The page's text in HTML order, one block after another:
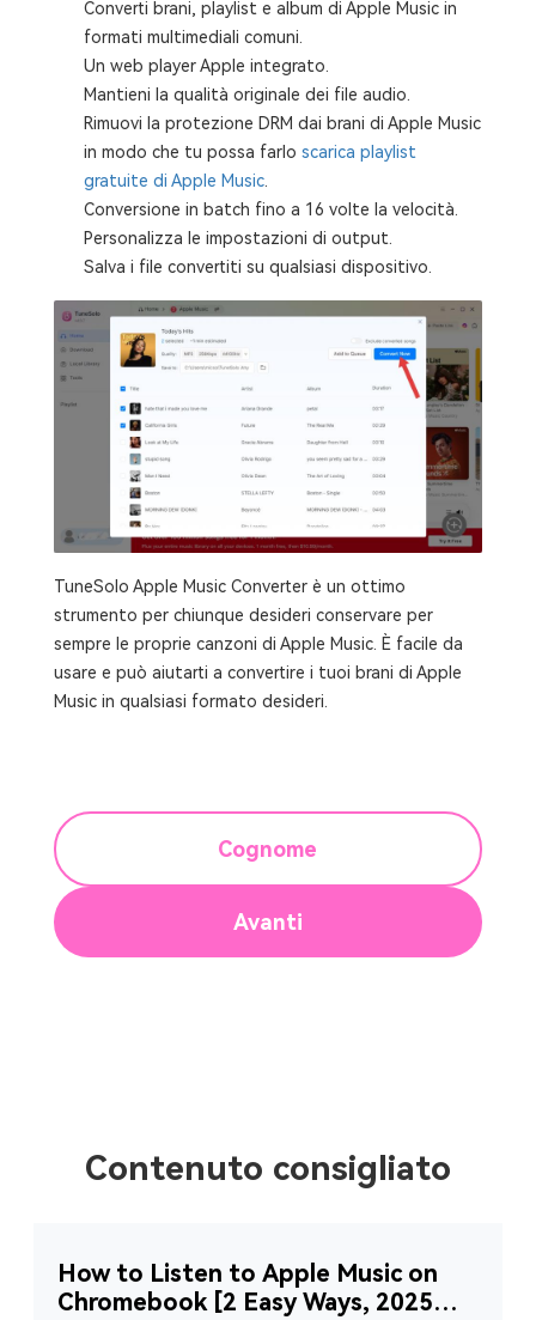
Converti brani, playlist e album di Apple Music in
formati multimediali comuni.
Un web player Apple integrato.
Mantieni la qualità originale dei file audio.
Rimuovi la protezione DRM dai brani di Apple Music
in modo che tu possa farlo scarica playlist
gratuite di Apple Music.
Conversione in batch fino a 16 volte la velocità.
Personalizza le impostazioni di output.
Salva i file convertiti su qualsiasi dispositivo.
TuneSolo Apple Music Converter è un ottimo
strumento per chiunque desideri conservare per
sempre le proprie canzoni di Apple Music. È facile da
usare e può aiutarti a convertire i tuoi brani di Apple
Music in qualsiasi formato desideri.
Cognome
Avanti
Contenuto consigliato
How to Listen to Apple Music on
Chromebook [2 Easy Ways, 2025